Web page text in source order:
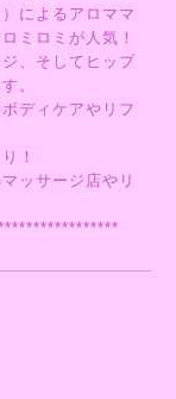
によるアロママ
ミロミが人気！
、そしてヒップ
。
ディケアやリフ
！
ッサージ店やリ